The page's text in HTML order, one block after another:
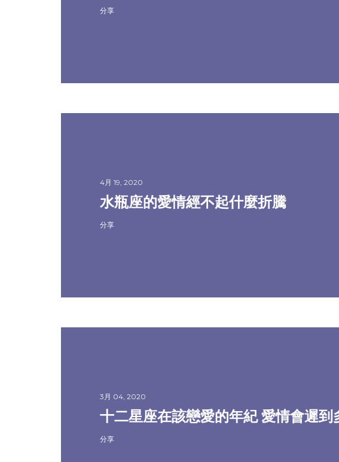
分享
4月 19, 2020
水瓶座的愛情經不起什麼折騰
分享
3月 04, 2020
十二星座在該戀愛的年紀 愛情會遲到
分享